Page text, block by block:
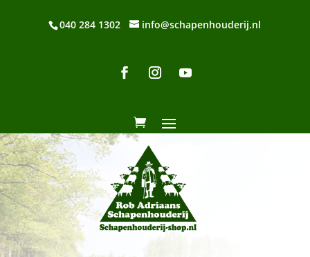
040 284 1302 info@schapenhouderij.nl